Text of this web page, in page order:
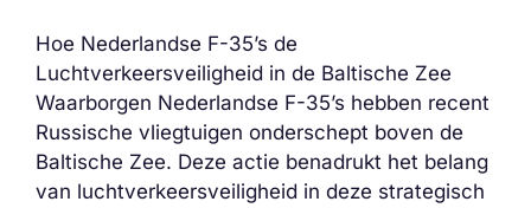
Hoe Nederlandse F-35’s de
Luchtverkeersveiligheid in de Baltische Zee
Waarborgen Nederlandse F-35’s hebben recent
Russische vliegtuigen onderschept boven de
Baltische Zee. Deze actie benadrukt het belang
van luchtverkeersveiligheid in deze strategisch